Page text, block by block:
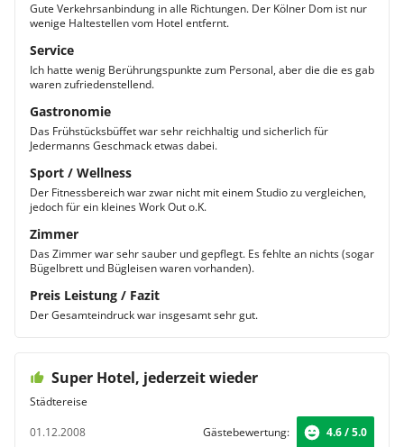
Gute Verkehrsanbindung in alle Richtungen. Der Kölner Dom ist nur
wenige Haltestellen vom Hotel entfernt.
Service
Ich hatte wenig Berührungspunkte zum Personal, aber die die es gab
waren zufriedenstellend.
Gastronomie
Das Frühstücksbüffet war sehr reichhaltig und sicherlich für
Jedermanns Geschmack etwas dabei.
Sport / Wellness
Der Fitnessbereich war zwar nicht mit einem Studio zu vergleichen,
jedoch für ein kleines Work Out o.K.
Zimmer
Das Zimmer war sehr sauber und gepflegt. Es fehlte an nichts (sogar
Bügelbrett und Bügleisen waren vorhanden).
Preis Leistung / Fazit
Der Gesamteindruck war insgesamt sehr gut.
Super Hotel, jederzeit wieder
Städtereise
01.12.2008
Gästebewertung: 4.6 / 5.0